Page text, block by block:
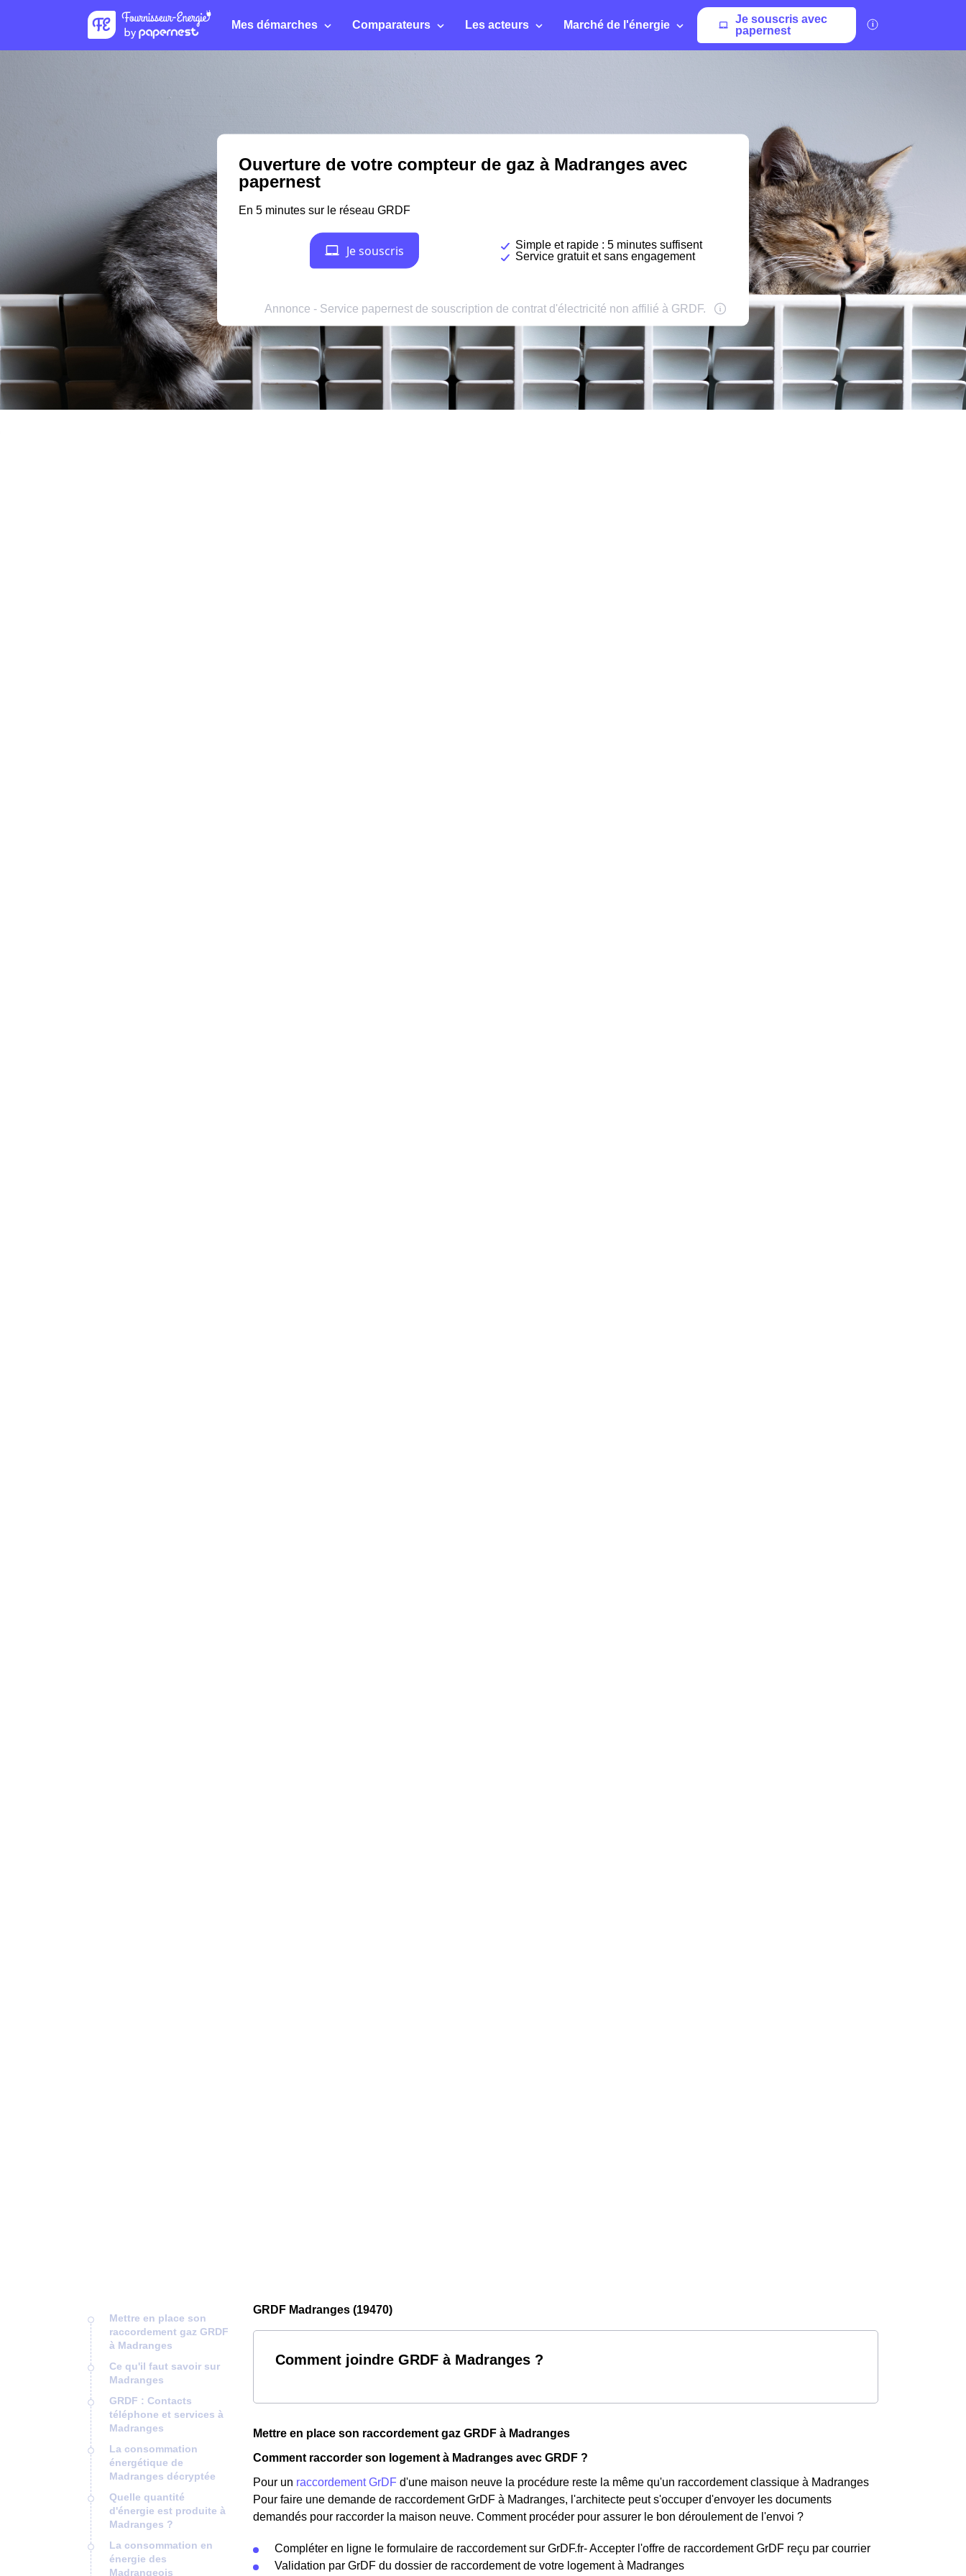
Mes démarches Comparateurs Les acteurs Marché de l'énergie
Je souscris avec
papernest
Mettre en place son
raccordement gaz GRDF
à Madranges
Ce qu'il faut savoir sur
Madranges
GRDF : Contacts
téléphone et services à
Madranges
La consommation
énergétique de
Madranges décryptée
Quelle quantité
d'énergie est produite à
Madranges ?
La consommation en
énergie des
Madrangeois
GRDF Madranges (19470)
Comment joindre GRDF à Madranges ?
Mettre en place son raccordement gaz GRDF à Madranges
Comment raccorder son logement à Madranges avec GRDF ?
Pour un raccordement GrDF d'une maison neuve la procédure reste la même qu'un raccordement classique à Madranges
Pour faire une demande de raccordement GrDF à Madranges, l'architecte peut s'occuper d'envoyer les documents
demandés pour raccorder la maison neuve. Comment procéder pour assurer le bon déroulement de l'envoi ?
Compléter en ligne le formulaire de raccordement sur GrDF.fr- Accepter l'offre de raccordement GrDF reçu par courrier
Validation par GrDF du dossier de raccordement de votre logement à Madranges